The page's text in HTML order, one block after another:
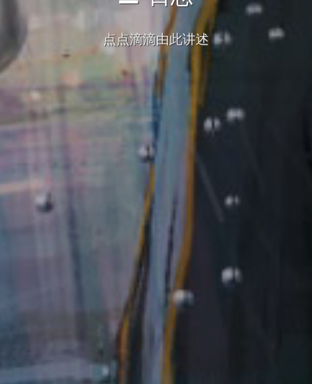
点点滴滴由此讲述